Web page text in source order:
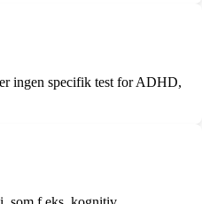
ingen specifik test for ADHD,